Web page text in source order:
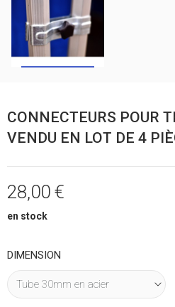
CONNECTEURS POUR
VENDU EN LOT DE 4
28,00 €
en stock
DIMENSION